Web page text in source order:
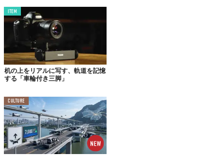
ITEM
机の上をリアルに写す、軌道を記憶
する「車輪付き三脚」
CULTURE